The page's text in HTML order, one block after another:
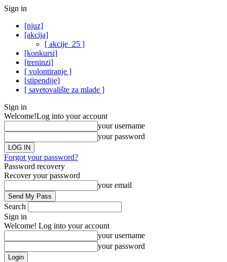
Sign in
[njuz]
[akcija]
[ akcije_25 ]
[konkursi]
[treninzi]
[ volontiranje ]
[stipendije]
[ savetovalište za mlade ]
Sign in
Welcome!Log into your account
your username
your password
Forgot your password?
Password recovery
Recover your password
your email
Search
Sign in
Welcome! Log into your account
your username
your password